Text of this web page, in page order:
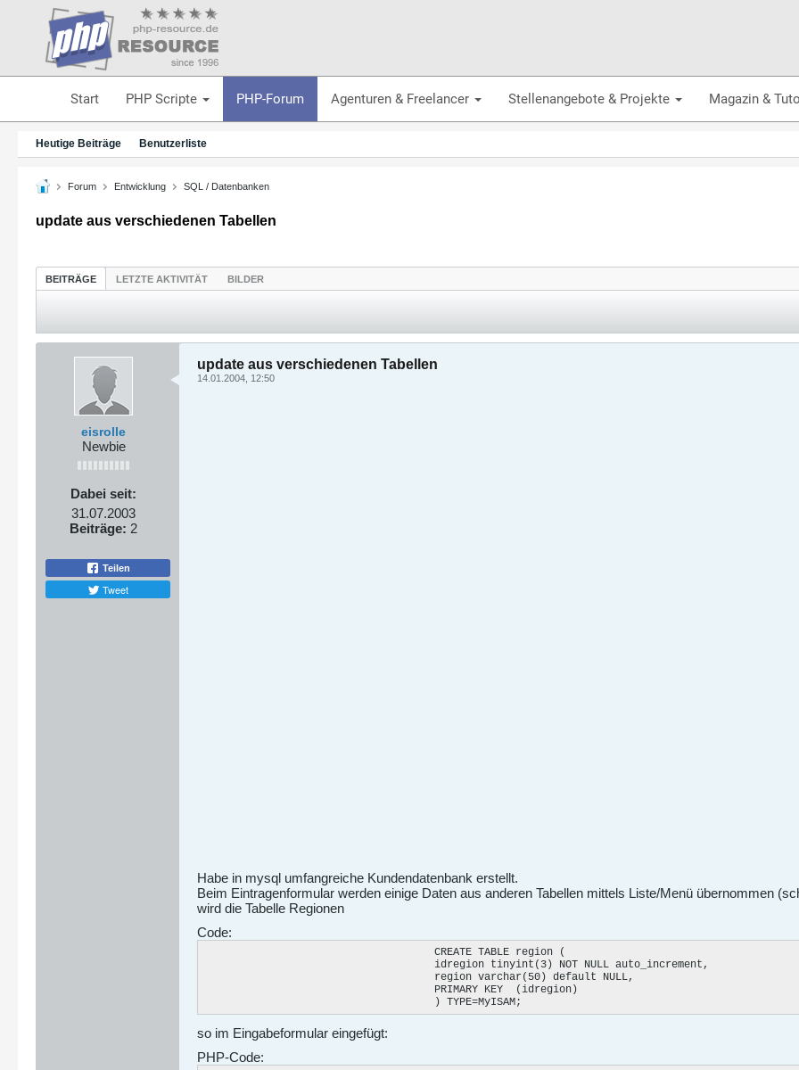
Start PHP Scripte PHP-Forum Agenturen & Freelancer Stellenangebote & Projekte Magazin &
Heutige Beiträge Benutzerliste
Forum Entwicklung SQL / Datenbanken
update aus verschiedenen Tabellen
BEITRÄGE LETZTE AKTIVITÄT BILDER
eisrolle
Newbie
Dabei seit:
31.07.2003
Beiträge: 2
Teilen
Tweet
update aus verschiedenen Tabellen
14.01.2004, 12:50
Habe in mysql umfangreiche Kundendatenbank erstellt.
Beim Eintragenformular werden einige Daten aus anderen Tabellen mittels Liste/Menü übernommen
wird die Tabelle Regionen
Code:
                                     CREATE TABLE region (
                                     idregion tinyint(3) NOT NULL auto_increment,
                                     region varchar(50) default NULL,
                                     PRIMARY KEY  (idregion)
                                     ) TYPE=MyISAM;
so im Eingabeformular eingefügt:
PHP-Code: